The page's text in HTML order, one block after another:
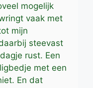
mogelijk
vaak met
mijn
steevast
rust. Een
met een
En dat